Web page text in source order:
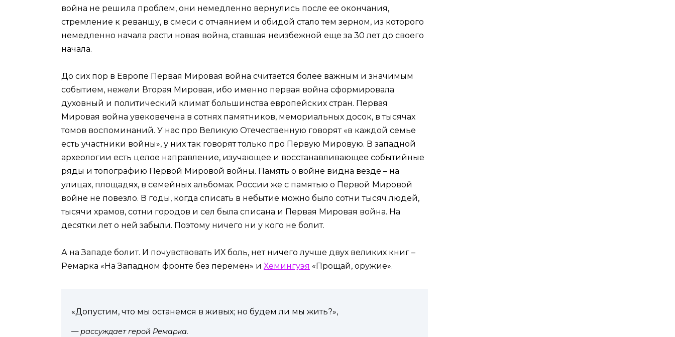
война не решила проблем, они немедленно вернулись после ее окончания,
стремление к реваншу, в смеси с отчаянием и обидой стало тем зерном, из которого
немедленно начала расти новая война, ставшая неизбежной еще за 30 лет до своего
начала.
До сих пор в Европе Первая Мировая война считается более важным и значимым
событием, нежели Вторая Мировая, ибо именно первая война сформировала
духовный и политический климат большинства европейских стран. Первая
Мировая война увековечена в сотнях памятников, мемориальных досок, в тысячах
томов воспоминаний. У нас про Великую Отечественную говорят «в каждой семье
есть участники войны», у них так говорят только про Первую Мировую. В западной
археологии есть целое направление, изучающее и восстанавливающее событийные
ряды и топографию Первой Мировой войны. Память о войне видна везде – на
улицах, площадях, в семейных альбомах. России же с памятью о Первой Мировой
войне не повезло. В годы, когда списать в небытие можно было сотни тысяч людей,
тысячи храмов, сотни городов и сел была списана и Первая Мировая война. На
десятки лет о ней забыли. Поэтому ничего ни у кого не болит.
А на Западе болит. И почувствовать ИХ боль, нет ничего лучше двух великих книг –
Ремарка «На Западном фронте без перемен» и Хемингуэя «Прощай, оружие».
«Допустим, что мы останемся в живых; но будем ли мы жить?»,
— рассуждает герой Ремарка.